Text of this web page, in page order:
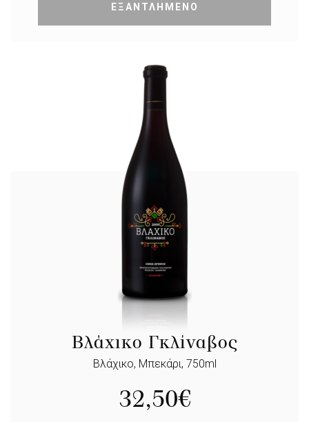
ΕΞΑΝΤΛΗΜΕΝΟ
Βλάχικο Γκλίναβος
Βλάχικο, Μπεκάρι, 750ml
32,50€